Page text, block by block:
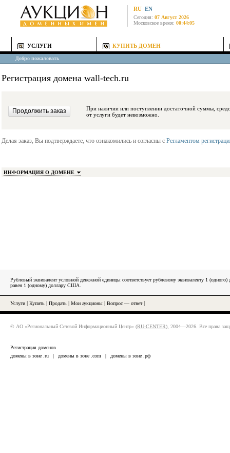
RU EN
Сегодня: 07 Август 2026
Московское время: 00:44:05
УСЛУГИ КУПИТЬ ДОМЕН
Добро пожаловать
Регистрация домена wall-tech.ru
При наличии или поступлении достаточной суммы, средства будут
от услуги будет невозможно.
Делая заказ, Вы подтверждаете, что ознакомились и согласны с Регламентом
ИНФОРМАЦИЯ О ДОМЕНЕ
Рублевый эквивалент условной денежной единицы соответствует рублевому эквиваленту 1
равен 1 (одному) доллару США.
Услуги Купить Продать Мои аукционы Вопрос — ответ|
© АО «Региональный Сетевой Информационный Центр» (RU-CENTER), 2004—2026. Все права
Регистрация доменов
домены в зоне .ru
| домены в зоне .com | домены в зоне .рф